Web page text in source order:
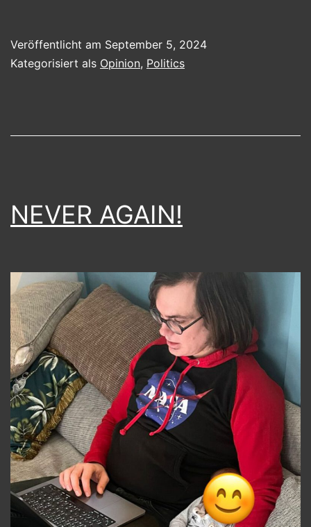
wir
Veröffentlicht am September 5, 2024
Kategorisiert als Opinion, Politics
NEVER AGAIN!